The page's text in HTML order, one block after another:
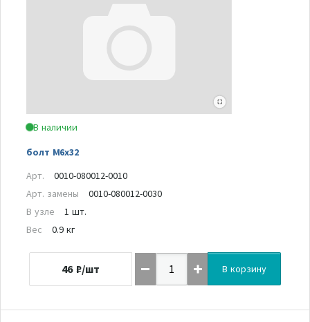
В наличии
болт М6х32
Арт.
0010-080012-0010
Арт. замены
0010-080012-0030
В узле
1 шт.
Вес
0.9 кг
46 ₽/шт В корзину